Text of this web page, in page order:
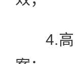
4.高中